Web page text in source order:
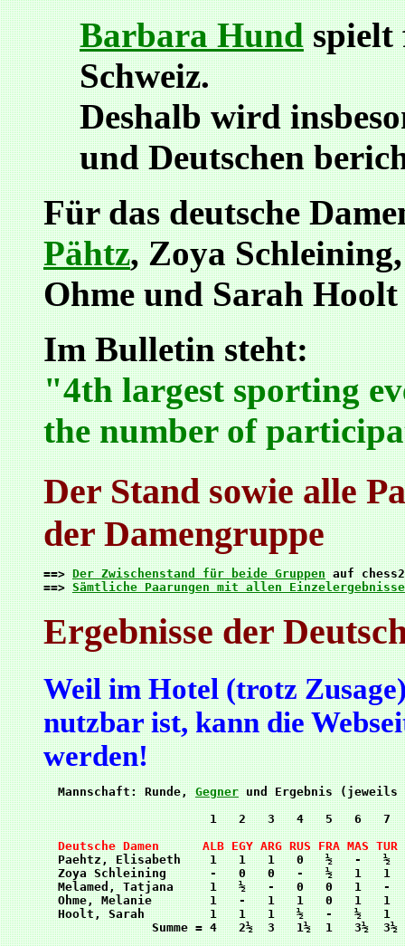
Barbara Hundspielt
Schweiz.
Deshalb wird
und Deutschen
Für das deutsche
Pähtz, Zoya
Ohme und Sarah Hoolt
Im Bulletin steht:
"4th largest sporting
the number of
Der Stand sowie alle
der Damengruppe
==> Der Zwischenstand für beide Gruppen auf
==> Sämtliche Paarungen mit allen
Ergebnisse der
Weil im Hotel (trotz
nutzbar ist, kann die
werden!
  Mannschaft: Runde,
Gegner und Ergebnis (jeweils
1   2   3   4   5   6
Deutsche Damen      ALB EGY ARG RUS FRA MAS
Paehtz, Elisabeth    1   1   1   0   ½   -
Zoya Schleining      -   0   0   -   ½   1   1
Melamed, Tatjana     1   ½   -   0   0   1   -
Ohme, Melanie        1   -   1   1   0   1   1
Hoolt, Sarah         1   1   1   ½   -   ½   1